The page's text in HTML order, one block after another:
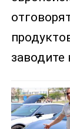
заводите